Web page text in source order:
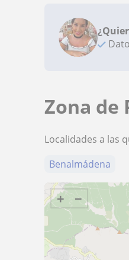
Zona de
Localidades a las
Benalmádena
+ −